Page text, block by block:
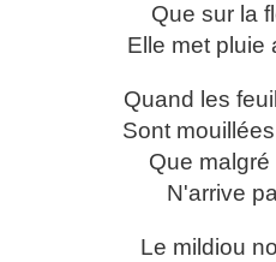
Que sur la
Elle met pluie
Quand les
Sont
Que
N'arrive
Le mildiou